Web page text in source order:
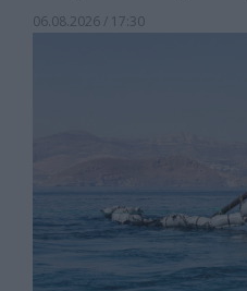
06.08.2026 / 17:30